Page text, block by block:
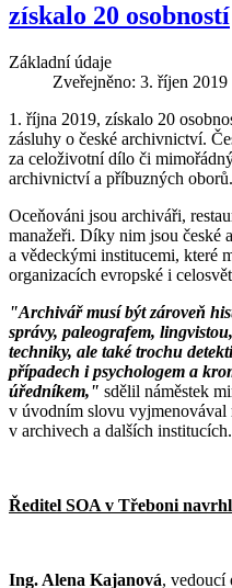
získalo 20 osobností
Základní údaje
Zveřejněno: 3. říjen 2019
1. října 2019, získalo 20
zásluhy o české archivnictví.
za celoživotní dílo či
archivnictví a příbuzných oborů.
Oceňováni jsou archiváři,
manažeři. Díky nim jsou české
a vědeckými institucemi, které
organizacích evropské i
"Archivář musí být zároveň
správy, paleografem,
techniky, ale také trochu
případech i psychologem a
úředníkem," sdělil náměstek
v úvodním slovu
v archivech a dalších institucích.
Ředitel SOA v Třeboni
Ing. Alena Kajanová, vedoucí